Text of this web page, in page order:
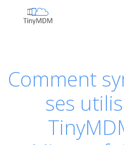
TinyMDM
Comment
ses